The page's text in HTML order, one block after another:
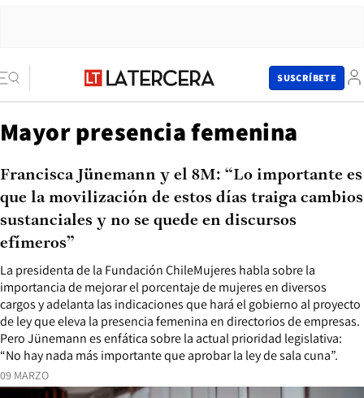
SUSCRÍBETE
Mayor presencia femenina
09 MARZO
La presidenta de la Fundación ChileMujeres habla sobre la
importancia de mejorar el porcentaje de mujeres en diversos
cargos y adelanta las indicaciones que hará el gobierno al proyecto
de ley que eleva la presencia femenina en directorios de empresas.
Pero Jünemann es enfática sobre la actual prioridad legislativa:
“No hay nada más importante que aprobar la ley de sala cuna”.
Francisca Jünemann y el 8M: “Lo importante es
que la movilización de estos días traiga cambios
sustanciales y no se quede en discursos
efímeros”